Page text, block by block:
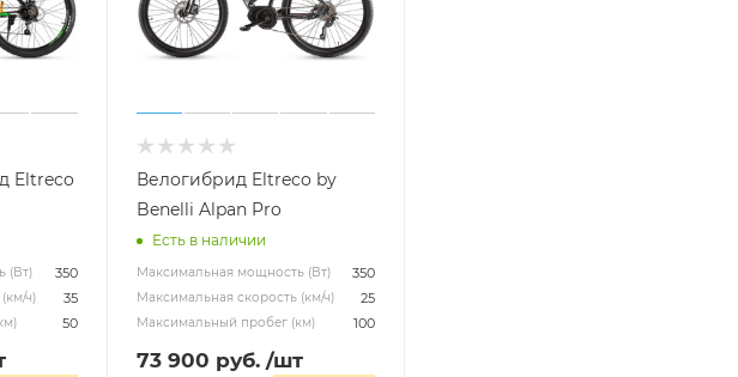
Eltreco
(Вт) 350
ч) 35
50
Велогибрид Eltreco by
Benelli Alpan Pro
Есть в наличии
Максимальная мощность (Вт) 350
Максимальная скорость (км/ч) 25
Максимальный пробег (км) 100
73 900 руб. /шт